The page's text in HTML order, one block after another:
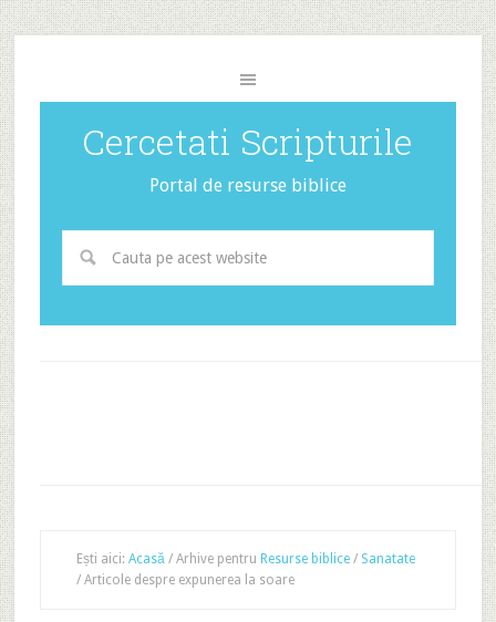
Cercetati Scripturile
Portal de resurse biblice
Ești aici: Acasă /Arhive pentru Resurse biblice / Sanatate
/Articole despre expunerea la soare